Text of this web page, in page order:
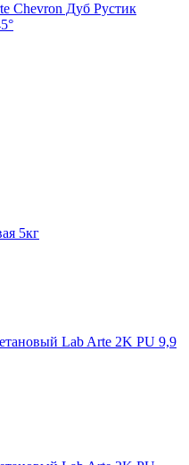
Chevron Дуб Рустик
5кг
Lab Arte 2K PU 9,9